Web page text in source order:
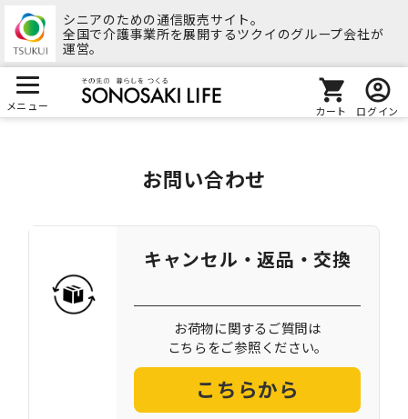
シニアのための通信販売サイト。
全国で介護事業所を展開するツクイのグループ会社が
運営。
メニュー カート ログイン
お問い合わせ
キャンセル・返品・交換
お荷物に関するご質問は
こちらをご参照ください。
こちらから